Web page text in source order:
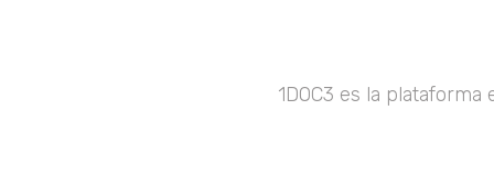
1DOC3 es la